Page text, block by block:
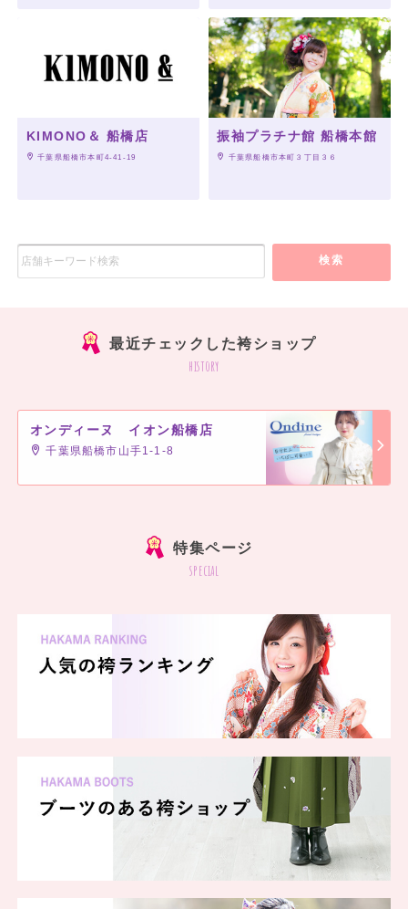
KIMONO＆ 船橋店
千葉県船橋市本町4-41-19
振袖プラチナ館 船橋本館
千葉県船橋市本町３丁目３６
検索
最近チェックした袴ショップ
history
オンディーヌ イオン船橋店
千葉県船橋市山手1-1-8
特集ページ
special